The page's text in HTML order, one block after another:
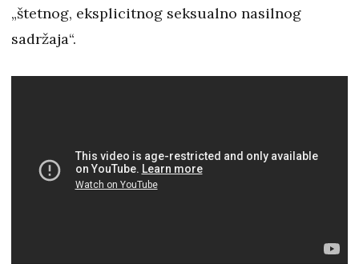
„štetnog, eksplicitnog seksualno nasilnog
sadržaja“.